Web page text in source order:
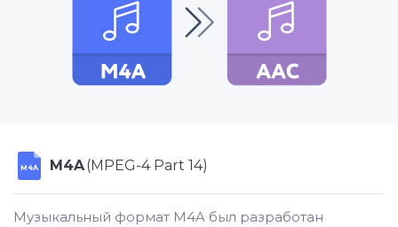
M4A M4A(MPEG-4 Part 14)
Музыкальный формат M4A был разработан